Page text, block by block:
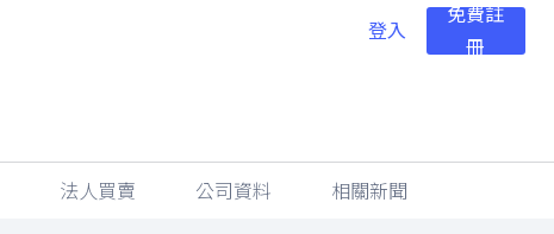
登入
免費註
冊
法人買賣 公司資料 相關新聞